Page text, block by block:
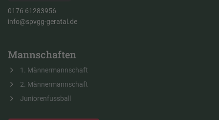
0176 61283956
info@spvgg-geratal.de
Mannschaften
1. Männermannschaft
2. Männermannschaft
Juniorenfussball